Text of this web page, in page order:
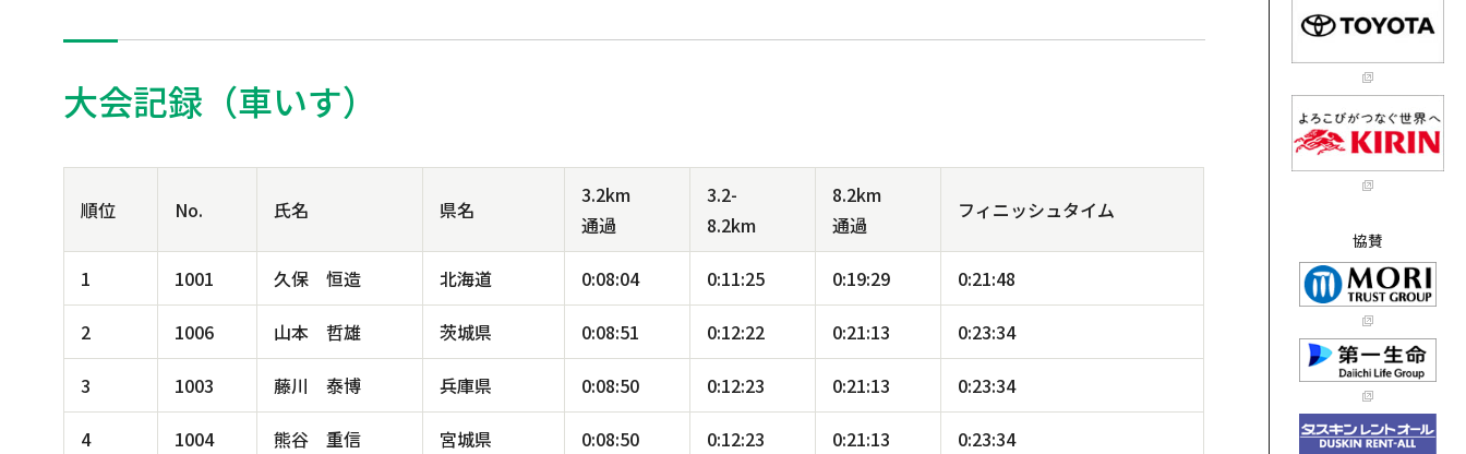
大会記録（車いす）
順位 No. 氏名 県名
3.2km
通過
3.2-
8.2km
8.2km
通過
フィニッシュタイム
1 1001 久保 恒造 北海道 0:08:04 0:11:25 0:19:29 0:21:48
2 1006 山本 哲雄 茨城県 0:08:51 0:12:22 0:21:13 0:23:34
3 1003 藤川 泰博 兵庫県 0:08:50 0:12:23 0:21:13 0:23:34
4 1004 熊谷 重信 宮城県 0:08:50 0:12:23 0:21:13 0:23:34
協賛